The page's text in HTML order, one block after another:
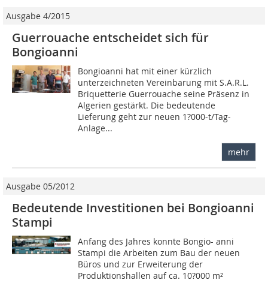
Ausgabe 4/2015
Guerrouache entscheidet sich für
Bongioanni
Bongioanni hat mit einer kürzlich
unterzeichneten Vereinbarung mit S.A.R.L.
Briquetterie Guerrouache seine Präsenz in
Algerien gestärkt. Die bedeutende
Lieferung geht zur neuen 1?000-t/Tag-
Anlage...
mehr
Ausgabe 05/2012
Bedeutende Investitionen bei Bongioanni
Stampi
Anfang des Jahres konnte Bongio- anni
Stampi die Arbeiten zum Bau der neuen
Büros und zur Erweiterung der
Produktionshallen auf ca. 10?000 m²